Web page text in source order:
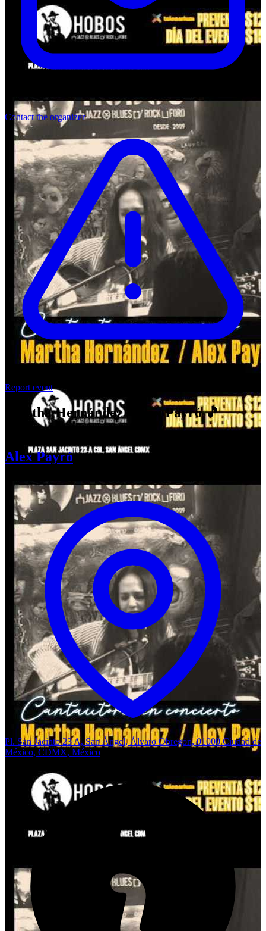
Contact the organizer
Report event
Martha Hernández / Alex Payró 🎵
Cantautores en concierto
Alex Payró
Pl. San Jacinto 23 A, San Ángel, Álvaro Obregón, 01000 Ciudad de
México, CDMX, México